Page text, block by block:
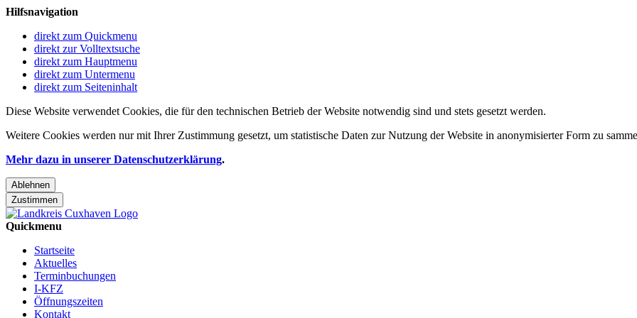
Hilfsnavigation
direkt zum Quickmenu
direkt zur Volltextsuche
direkt zum Hauptmenu
direkt zum Untermenu
direkt zum Seiteninhalt
Diese Website verwendet Cookies, die für den technischen Betrieb der Website notwendig sind und stets gesetzt werden.
Weitere Cookies werden nur mit Ihrer Zustimmung gesetzt, um statistische Daten zur Nutzung der Website in anonymisierter Form zu
Mehr dazu in unserer Datenschutzerklärung.
Ablehnen
Zustimmen
Quickmenu
Startseite
Aktuelles
Terminbuchungen
I-KFZ
Öffnungszeiten
Kontakt